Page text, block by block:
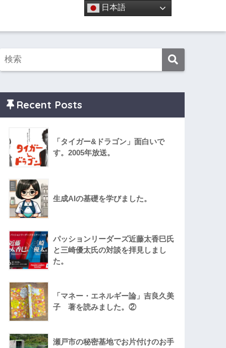
Recent Posts
「タイガー&ドラゴン」面白いで
す。2005年放送。
生成AIの基礎を学びました。
パッションリーダーズ近藤太香巳氏
と三崎優太氏の対談を拝見しまし
た。
「マネー・エネルギー論」吉良久美
子 著を読みました。②
瀬戸市の秘密基地でお片付けのお手
日本語